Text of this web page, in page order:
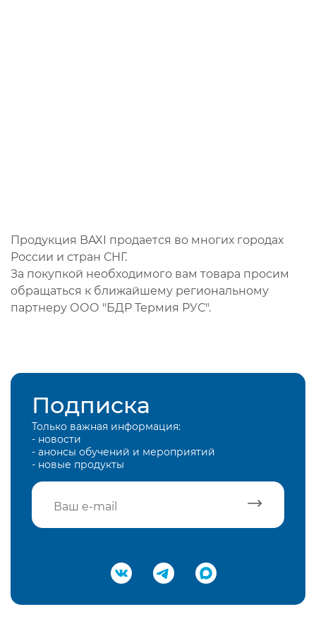
Продукция BAXI продается во многих городах
России и стран СНГ.
За покупкой необходимого вам товара просим
обращаться к ближайшему региональному
партнеру ООО "БДР Термия РУС".
Подписка
Только важная информация:
- новости
- анонсы обучений и мероприятий
- новые продукты
Подтвердить e-mail